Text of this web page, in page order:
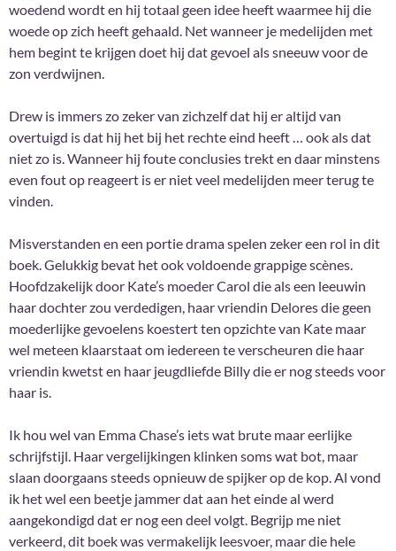
woedend wordt en hij totaal geen idee heeft waarmee hij die
woede op zich heeft gehaald. Net wanneer je medelijden met
hem begint te krijgen doet hij dat gevoel als sneeuw voor de
zon verdwijnen.
Drew is immers zo zeker van zichzelf dat hij er altijd van
overtuigd is dat hij het bij het rechte eind heeft … ook als dat
niet zo is. Wanneer hij foute conclusies trekt en daar minstens
even fout op reageert is er niet veel medelijden meer terug te
vinden.
Misverstanden en een portie drama spelen zeker een rol in dit
boek. Gelukkig bevat het ook voldoende grappige scènes.
Hoofdzakelijk door Kate’s moeder Carol die als een leeuwin
haar dochter zou verdedigen, haar vriendin Delores die geen
moederlijke gevoelens koestert ten opzichte van Kate maar
wel meteen klaarstaat om iedereen te verscheuren die haar
vriendin kwetst en haar jeugdliefde Billy die er nog steeds voor
haar is.
Ik hou wel van Emma Chase’s iets wat brute maar eerlijke
schrijfstijl. Haar vergelijkingen klinken soms wat bot, maar
slaan doorgaans steeds opnieuw de spijker op de kop. Al vond
ik het wel een beetje jammer dat aan het einde al werd
aangekondigd dat er nog een deel volgt. Begrijp me niet
verkeerd, dit boek was vermakelijk leesvoer, maar die hele